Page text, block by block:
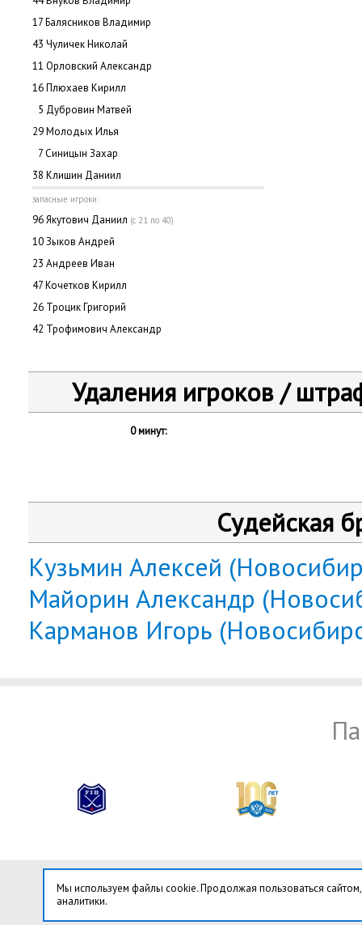
17 Балясников Владимир
43 Чуличек Николай
11 Орловский Александр
16 Плюхаев Кирилл
5 Дубровин Матвей
29 Молодых Илья
7 Синицын Захар
38 Клишин Даниил
запасные игроки:
96 Якутович Даниил (с 21 по 40)
10 Зыков Андрей
23 Андреев Иван
47 Кочетков Кирилл
26 Троцик Григорий
42 Трофимович Александр
Удаления игроков /
0 минут:
Судейская
Кузьмин Алексей
Майорин Александр
Карманов Игорь
Мы используем файлы cookie. Продолжая пользоваться
аналитики.